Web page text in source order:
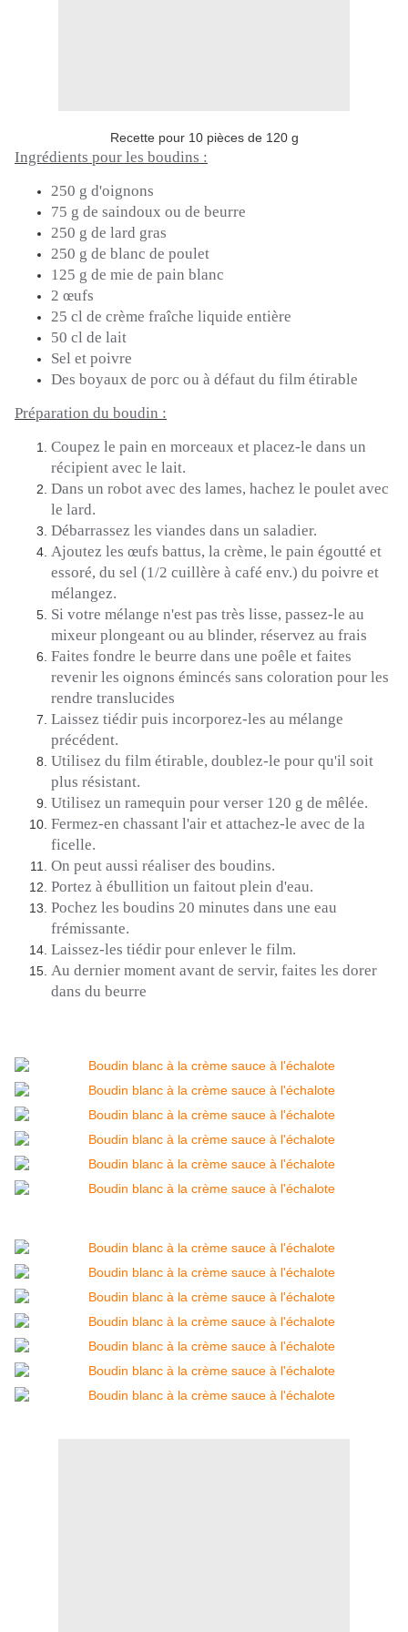
Recette pour 10 pièces de 120 g
Ingrédients pour les boudins :
250 g d'oignons
75 g de saindoux ou de beurre
250 g de lard gras
250 g de blanc de poulet
125 g de mie de pain blanc
2 œufs
25 cl de crème fraîche liquide entière
50 cl de lait
Sel et poivre
Des boyaux de porc ou à défaut du film étirable
Préparation du boudin :
Coupez le pain en morceaux et placez-le dans un
récipient avec le lait.
Dans un robot avec des lames, hachez le poulet avec
le lard.
Débarrassez les viandes dans un saladier.
Ajoutez les œufs battus, la crème, le pain égoutté et
essoré, du sel (1/2 cuillère à café env.) du poivre et
mélangez.
Si votre mélange n'est pas très lisse, passez-le au
mixeur plongeant ou au blinder, réservez au frais
Faites fondre le beurre dans une poêle et faites
revenir les oignons émincés sans coloration pour les
rendre translucides
Laissez tiédir puis incorporez-les au mélange
précédent.
Utilisez du film étirable, doublez-le pour qu'il soit
plus résistant.
Utilisez un ramequin pour verser 120 g de mêlée.
Fermez-en chassant l'air et attachez-le avec de la
ficelle.
On peut aussi réaliser des boudins.
Portez à ébullition un faitout plein d'eau.
Pochez les boudins 20 minutes dans une eau
frémissante.
Laissez-les tiédir pour enlever le film.
Au dernier moment avant de servir, faites les dorer
dans du beurre